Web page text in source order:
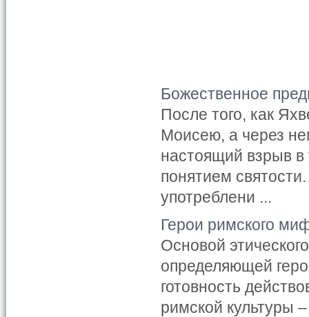
Божественное
После того, как
Моисею, а через
настоящий взрыв в
понятием
употреблени ...
Герои римского
Основой
определяющей
готовность
римской культуры